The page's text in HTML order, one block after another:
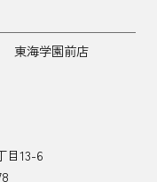
東海学園前店
目13-6